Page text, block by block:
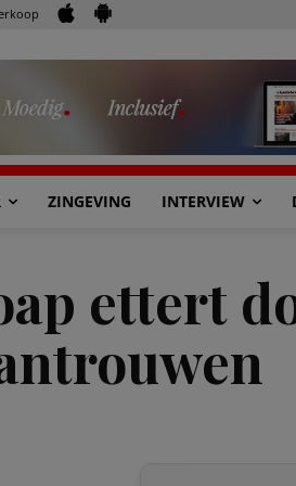
ZINGEVING INTERVIEW
ettert